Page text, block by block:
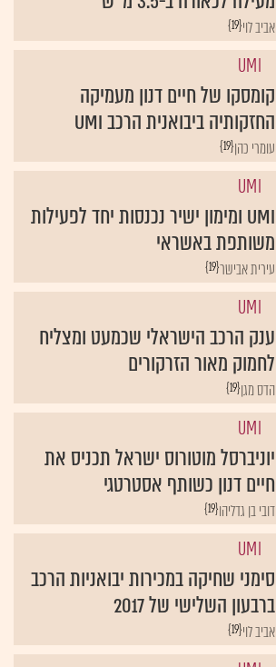
{19}אביב לוי
UMI
קומסקו של חיים דנון מעמיקה
החזקותיה ביבואנית הרכב UMI
{19}עומרי כהן
UMI
UMI ומימון ישיר נכנסות יחד לפעילות
משותפת באשראי
{19}עירית אבישר
UMI
ענק הרכב הישראלי שכמעט ומצליח
לחמוק מאור הזרקורים
{19}הדס מגן
UMI
יוניברסל מוטורוס ישראל תכניס את
חיים דנון כשותף אסטרטגי
{19}דובי בן גדליהו
UMI
סימני שחיקה במכירות יבואניות הרכב
ברבעון השלישי של 2017
{19}אביב לוי